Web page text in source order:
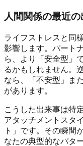
人間関係の最近
ライフストレスと同
影響します。パート
ら、より「安全型」
るかもしれません。
なら、「不安型」ま
があります。
こうした出来事は特
アタッチメントスタ
ト」です。その瞬間
なたの典型的なパタ